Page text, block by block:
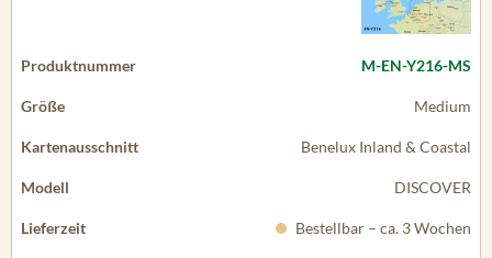
M-EN-Y216-MS
Medium
Benelux Inland & Coastal
DISCOVER
Bestellbar – ca. 3 Wochen